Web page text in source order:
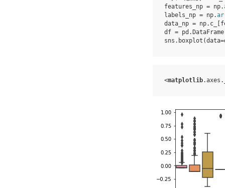
features_np = np.
labels_np = np.
data_np = np. c_ [
df = pd .DataFrame
sns . boxplot (data=
<matplotlib.axes .